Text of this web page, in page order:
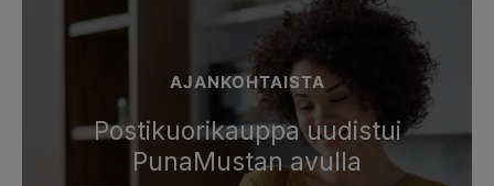
AJANKOHTAISTA
Postikuorikauppa uudistui
PunaMustan avulla